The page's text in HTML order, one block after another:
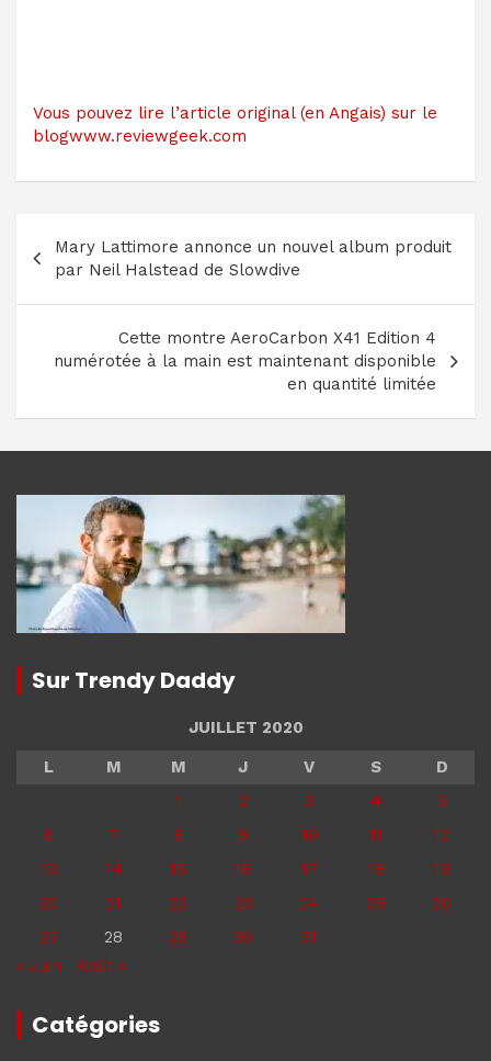
Vous pouvez lire l’article original (en Angais) sur le
blogwww.reviewgeek.com
Navigation
de
l’article
Mary Lattimore annonce un nouvel album produit
par Neil Halstead de Slowdive
Cette montre AeroCarbon X41 Edition 4
numérotée à la main est maintenant disponible
en quantité limitée
Sur Trendy Daddy
JUILLET 2020
L
M M J V S
D
1
2 3 4
5
6
7 8 9 10 11
12
13
14 15 16 17 18
19
20
21 22 23 24 25
26
27
28 29 30
31
« Juin
Août »
Catégories